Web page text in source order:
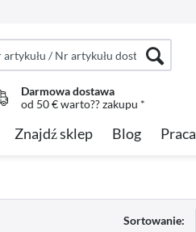
Darmowa dostawa
od 50 € warto?? zakupu *
Znajdź sklep Blog Praca
Sortowanie: